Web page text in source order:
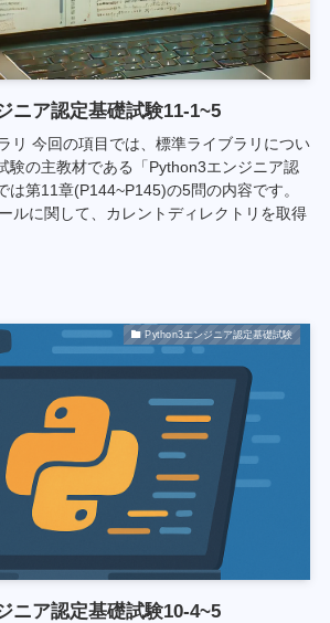
ニア認定基礎試験11-1~5
リ 今回の項目では、標準ライブラリについ
験の主教材である「Python3エンジニア認
は第11章(P144~P145)の5問の内容です。
ルに関して、カレントディレクトリを取得
Python3エンジニア認定基礎試験
ニア認定基礎試験10-4~5